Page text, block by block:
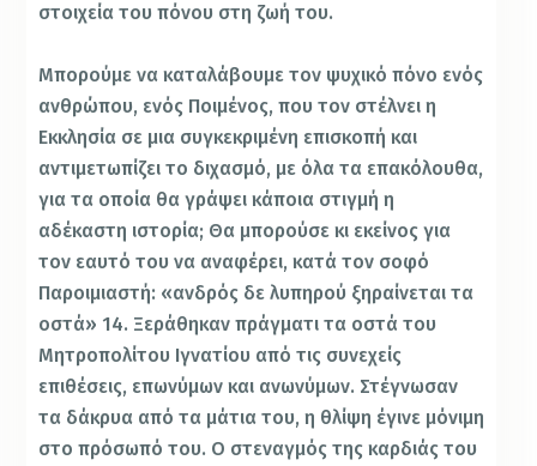
στοιχεία του πόνου στη ζωή του.
Μπορούμε να καταλάβουμε τον ψυχικό πόνο ενός
ανθρώπου, ενός Ποιμένος, που τον στέλνει η
Εκκλησία σε μια συγκεκριμένη επισκοπή και
αντιμετωπίζει το διχασμό, με όλα τα επακόλουθα,
για τα οποία θα γράψει κάποια στιγμή η
αδέκαστη ιστορία; Θα μπορούσε κι εκείνος για
τον εαυτό του να αναφέρει, κατά τον σοφό
Παροιμιαστή: «ανδρός δε λυπηρού ξηραίνεται τα
οστά» 14. Ξεράθηκαν πράγματι τα οστά του
Μητροπολίτου Ιγνατίου από τις συνεχείς
επιθέσεις, επωνύμων και ανωνύμων. Στέγνωσαν
τα δάκρυα από τα μάτια του, η θλίψη έγινε μόνιμη
στο πρόσωπό του. Ο στεναγμός της καρδιάς του